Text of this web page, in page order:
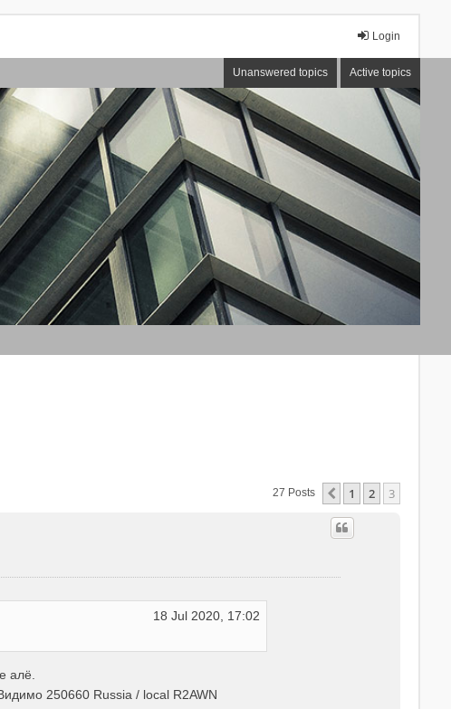
Login
Unanswered topics Active topics
27 Posts Previous
1 2 3
18 Jul 2020, 17:02
алё.
250660 Russia / local R2AWN